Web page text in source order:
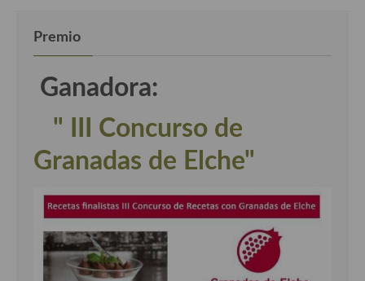
Premio
Ganadora:
" III Concurso de
Granadas de Elche"